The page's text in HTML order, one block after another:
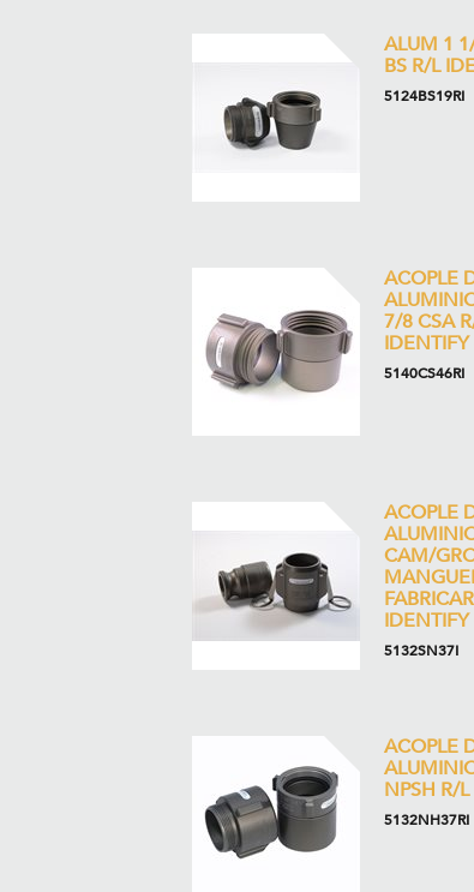
ALUM 1
BS R/L
5124BS19RI
ACOPLE
7/8 CSA
5140CS46RI
ACOPLE
CAM/
5132SN37I
ACOPLE
NPSH R/
5132NH37RI